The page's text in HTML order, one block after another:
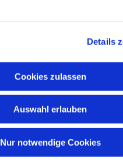
Details
Cookies zulassen
Auswahl erlauben
Nur notwendige Cookies